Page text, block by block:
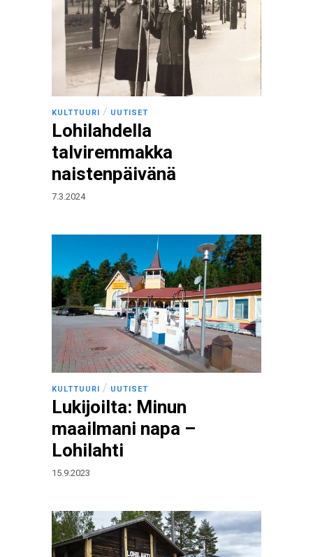
KULTTUURI / UUTISET
Lohilahdella
talviremmakka
naistenpäivänä
7.3.2024
KULTTUURI / UUTISET
Lukijoilta: Minun
maailmani napa –
Lohilahti
15.9.2023